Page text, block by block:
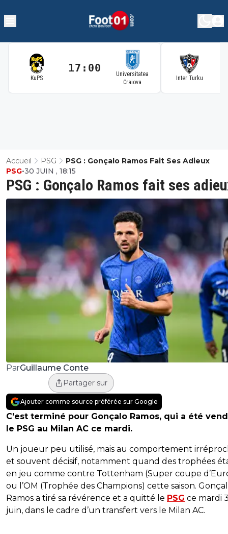
KuPS
17:00
Universitatea
Craiova
Inter Turku
Accueil PSG PSG : Gonçalo Ramos Fait Ses Adieux
PSG : Gonçalo Ramos fait ses
PSG•30 JUIN , 18:15
ParGuillaume Conte
Partager sur
Ajouter comme source préférée sur Google
C'est terminé pour Gonçalo Ramos, qui a été
le PSG au Milan AC ce mardi.
Un joueur peu utilisé, mais au comportement
et souvent décisif, notamment quand des trophées
en jeu comme contre Tottenham (Super coupe
ou l’OM (Trophée des Champions) cette saison.
Ramos a tiré sa révérence et a quitté le PSG ce mardi
juin, dans le cadre d’un transfert vers le Milan AC.